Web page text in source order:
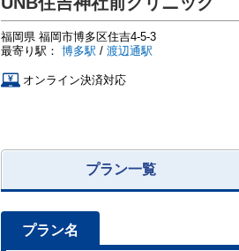
福岡県 福岡市博多区住吉4-5-3
最寄り駅： 博多駅 / 渡辺通駅
オンライン決済対応
プラン一覧